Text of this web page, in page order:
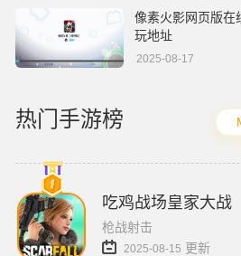
像素火影网页版在
玩地址
2025-08-17
热门手游榜
吃鸡战场皇家大战
枪战射击
2025-08-15 更新